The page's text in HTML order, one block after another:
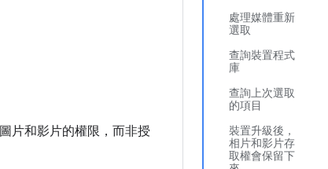
處理媒體重新
選取
查詢裝置程式
庫
查詢上次選取
的項目
裝置升級後，
相片和影片存
取權會保留下
片和影片的權限，而非授